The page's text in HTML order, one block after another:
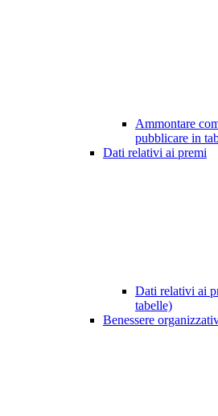
Ammontare
pubblicare in
Dati relativi ai premi
Dati relativi ai
tabelle)
Benessere